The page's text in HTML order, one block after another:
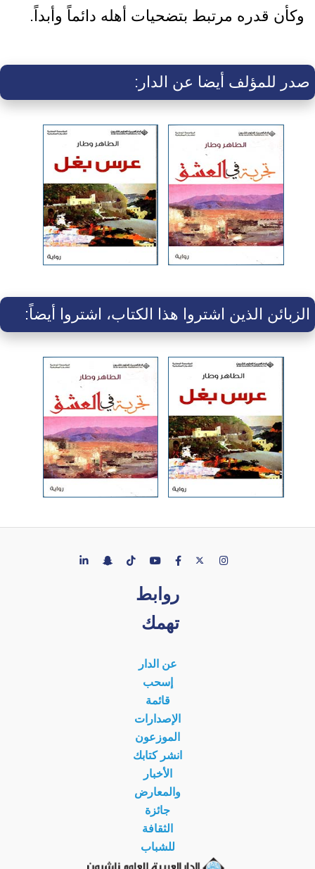
وكأن قدره مرتبط بتضحيات أهله دائماً وأبداً.
صدر للمؤلف أيضا عن الدار:
الزبائن الذين اشتروا هذا الكتاب، اشتروا أيضاً:
روابط
تهمك
عن الدار
إسحب
قائمة
الإصدارات
الموزعون
انشر كتابك
الأخبار
والمعارض
جائزة
الثقافة
للشباب